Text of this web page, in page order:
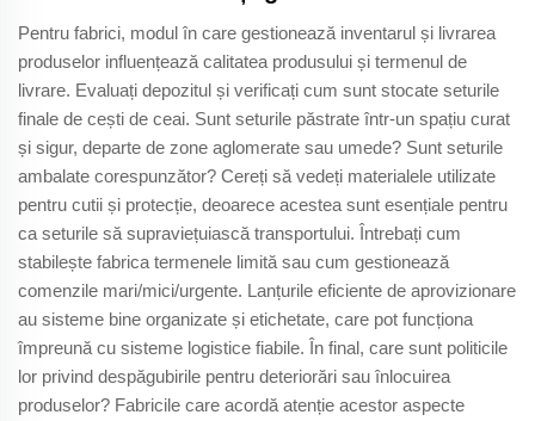
Pentru fabrici, modul în care gestionează inventarul și livrarea
produselor influențează calitatea produsului și termenul de
livrare. Evaluați depozitul și verificați cum sunt stocate seturile
finale de cești de ceai. Sunt seturile păstrate într-un spațiu curat
și sigur, departe de zone aglomerate sau umede? Sunt seturile
ambalate corespunzător? Cereți să vedeți materialele utilizate
pentru cutii și protecție, deoarece acestea sunt esențiale pentru
ca seturile să supraviețuiască transportului. Întrebați cum
stabilește fabrica termenele limită sau cum gestionează
comenzile mari/mici/urgente. Lanțurile eficiente de aprovizionare
au sisteme bine organizate și etichetate, care pot funcționa
împreună cu sisteme logistice fiabile. În final, care sunt politicile
lor privind despăgubirile pentru deteriorări sau înlocuirea
produselor? Fabricile care acordă atenție acestor aspecte